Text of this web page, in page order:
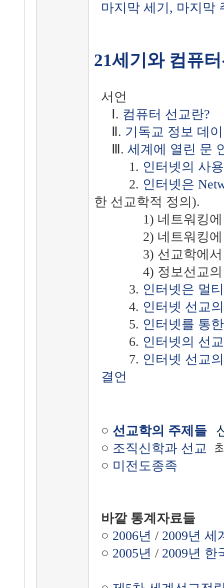
마지막 세기, 마지막
21세기와 컴퓨
서언
Ⅰ. 컴퓨터 선교란?
Ⅱ. 기독교 정보 데
Ⅲ. 세계에 열린 문
1. 인터넷의 사
2. 인터넷은
한 선교학적 정의).
1) 네트워킹에 대
2) 네트워킹에
3) 선교학에서 사
4) 정보선교의
3. 인터넷은 멀
4. 인터넷 선교
5. 인터넷를 통
6. 인터넷의 선
7. 인터넷 선교
결언
○ 선교학의 주제들
○ 조직신학과 선교
○ 미전도종족
바깥 통계자료들
○ 2006년 / 2009년 세
○ 2005년 / 2009년 한